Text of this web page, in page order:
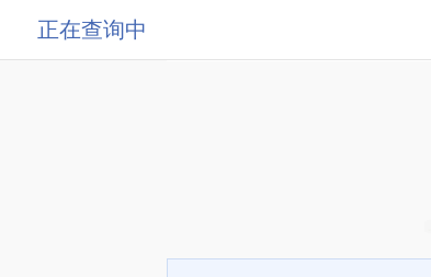
正在查询中